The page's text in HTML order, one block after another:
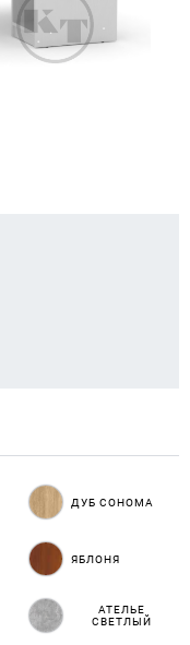
ДУБ СОНОМА
ЯБЛОНЯ
АТЕЛЬЕ
СВЕТЛЫЙ